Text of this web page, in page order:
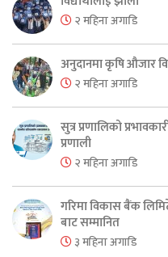
२ महिना अगाडि
अनुदानमा कृषि औजार
२ महिना अगाडि
सुत्र प्रणालिको
प्रणाली
२ महिना अगाडि
गरिमा विकास बैंक
बाट सम्मानित
३ महिना अगाडि